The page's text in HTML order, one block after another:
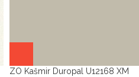
ZO Kašmir Duropal U12168 XM